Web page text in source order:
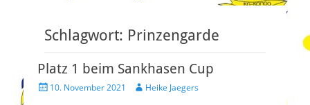
e
n
t
Schlagwort: Prinzengarde
Platz 1 beim Sankhasen Cup
V
10. November 2021
A
Heike Jaegers